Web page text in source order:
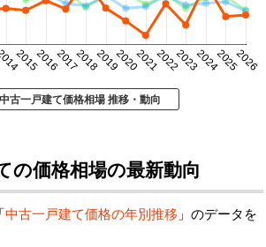
201520162017201820192020202120222023202420252026
古一戸建て価格相場 推移・動向
の価格相場の最新動向
中古一戸建て価格の年別推移 」のデータを